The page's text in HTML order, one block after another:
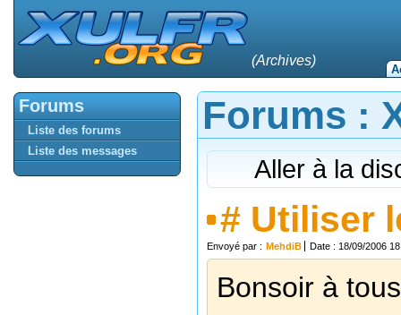
(Archives)
Forums :
Aller à la
# Utiliser
Envoyé par : MehdiB Date : 18/09/2006
Bonsoir à
Forums
Liste des forums
Liste des messages